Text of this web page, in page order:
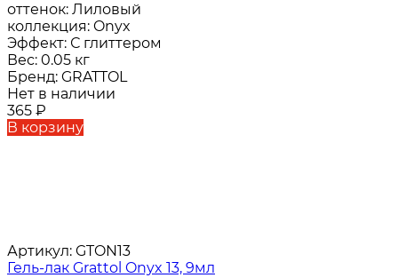
оттенок: Лиловый
коллекция: Onyx
Эффект: С глиттером
Вес: 0.05 кг
Бренд: GRATTOL
Нет в наличии
365 ₽
В корзину
Артикул: GTON13
Гель-лак Grattol Onyx 13, 9мл